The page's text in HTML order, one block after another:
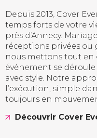
Depuis 2013, Cover
temps forts de votre
près d’Annecy.
réceptions privées ou
nous mettons tout
événement se
avec style. Notre
l’exécution, simple
toujours en
Découvrir Cover